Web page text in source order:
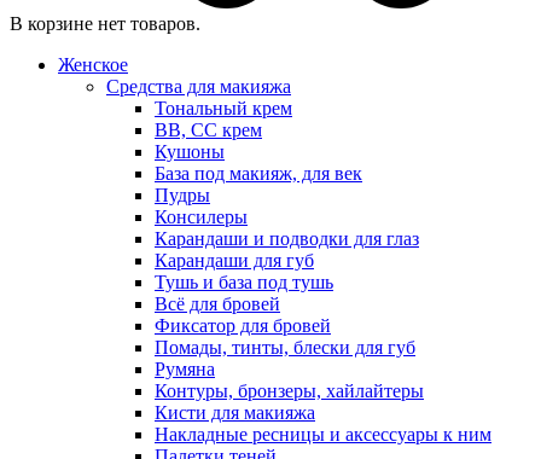
В корзине нет товаров.
Женское
Средства для макияжа
Тональный крем
BB, CC крем
Кушоны
База под макияж, для век
Пудры
Консилеры
Карандаши и подводки для глаз
Карандаши для губ
Тушь и база под тушь
Всё для бровей
Фиксатор для бровей
Помады, тинты, блески для губ
Румяна
Контуры, бронзеры, хайлайтеры
Кисти для макияжа
Накладные ресницы и аксессуары к ним